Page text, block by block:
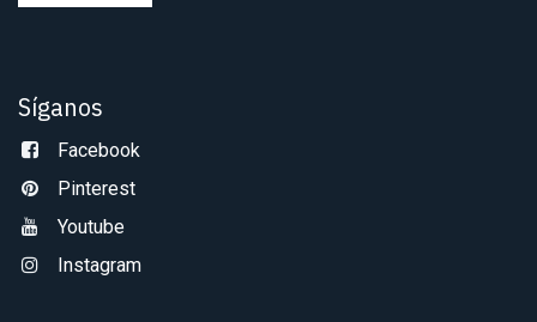
Síganos
Facebook
Pinterest
Youtube
Instagram